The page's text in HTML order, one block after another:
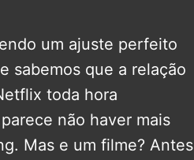
um ajuste perfeito
sabemos que a relação
toda hora
não haver mais
Mas e um filme? Antes